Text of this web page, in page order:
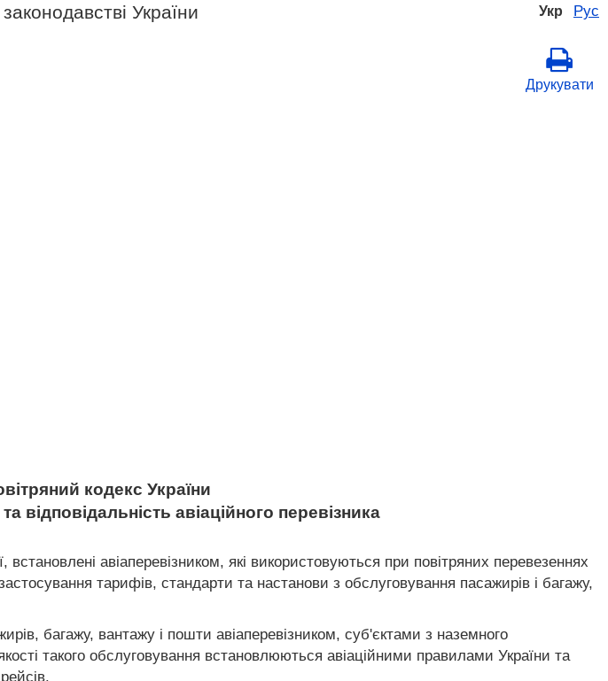
Укр Рус
України
Друкувати
кодекс України
відповідальність авіаційного перевізника
встановлені авіаперевізником, які використовуються при повітряних перевезеннях
тарифів, стандарти та настанови з обслуговування пасажирів і багажу,
багажу, вантажу і пошти авіаперевізником, суб'єктами з наземного
такого обслуговування встановлюються авіаційними правилами України та